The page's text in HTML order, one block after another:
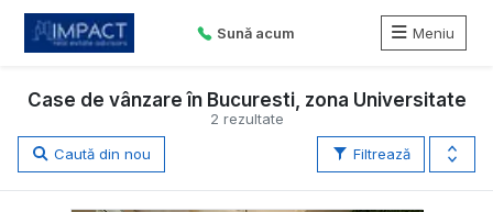
Sună acum Meniu
2 rezultate
Case de vânzare în Bucuresti, zona Universitate
Filtrează
Caută din nou